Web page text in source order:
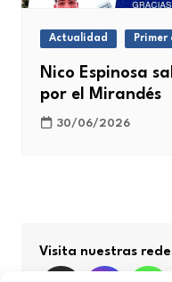
Actualidad Primer
Nico Espinosa
por el Mirandés
30/06/2026
Visita nuestras